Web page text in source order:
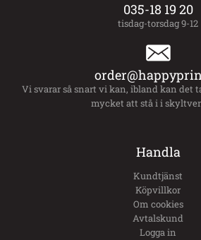
035-18 19 20
tisdag-torsdag 9-12
Vi svarar så snart vi kan, ibland kan det
mycket att stå i i
Handla
Kundtjänst
Köpvillkor
Om cookies
Avtalskund
Logga in